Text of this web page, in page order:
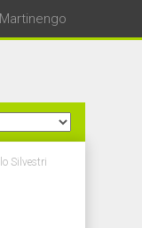
Silvestri